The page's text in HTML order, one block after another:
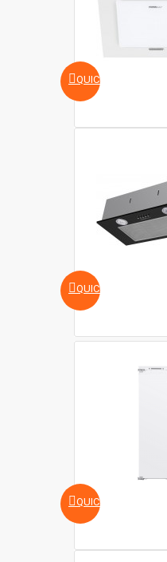
QUICKVIEW
QUICKVIEW
QUICKVIEW